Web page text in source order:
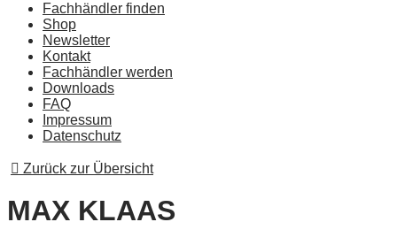
Fachhändler finden
Shop
Newsletter
Kontakt
Fachhändler werden
Downloads
FAQ
Impressum
Datenschutz
Zurück zur Übersicht
MAX KLAAS